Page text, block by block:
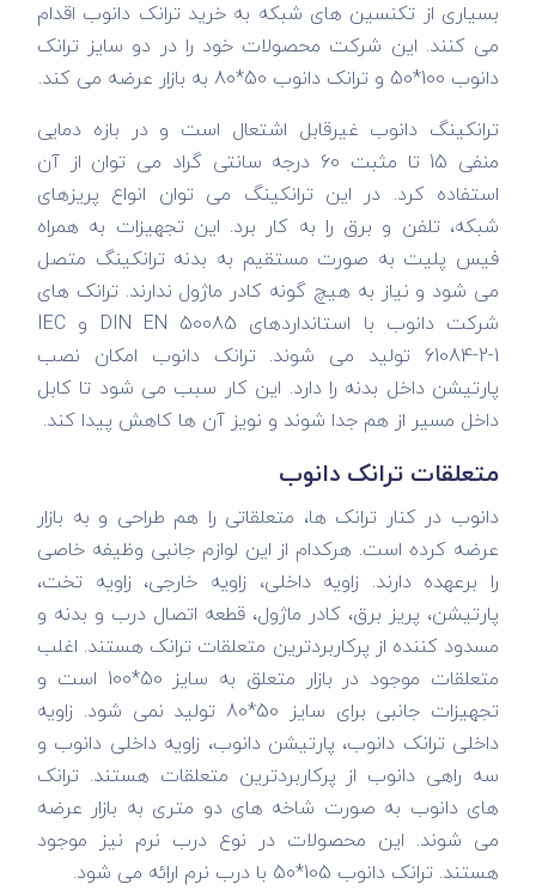
بسیاری از تکنسین های شبکه به خرید ترانک دانوب اقدام
می کنند. این شرکت محصولات خود را در دو سایز ترانک
دانوب 100*50 و ترانک دانوب 50*80 به بازار عرضه می کند.
ترانکینگ دانوب غیرقابل اشتعال است و در بازه دمایی
منفی 15 تا مثبت 60 درجه سانتی گراد می توان از آن
استفاده کرد. در این ترانکینگ می توان انواع پریزهای
شبکه، تلفن و برق را به کار برد. این تجهیزات به همراه
فیس پلیت به صورت مستقیم به بدنه ترانکینگ متصل
می شود و نیاز به هیچ گونه کادر ماژول ندارند. ترانک های
شرکت دانوب با استانداردهای DIN EN 50085 و IEC
61084-2-1 تولید می شوند. ترانک دانوب امکان نصب
پارتیشن داخل بدنه را دارد. این کار سبب می شود تا کابل
داخل مسیر از هم جدا شوند و نویز آن ها کاهش پیدا کند.
متعلقات ترانک دانوب
دانوب در کنار ترانک ها، متعلقاتی را هم طراحی و به بازار
عرضه کرده است. هرکدام از این لوازم جانبی وظیفه خاصی
را برعهده دارند. زاویه داخلی، زاویه خارجی، زاویه تخت،
پارتیشن، پریز برق، کادر ماژول، قطعه اتصال درب و بدنه و
مسدود‌ کننده از پرکاربردترین متعلقات ترانک هستند. اغلب
متعلقات موجود در بازار متعلق به سایز 50*100 است و
تجهیزات جانبی برای سایز 50*80 تولید نمی شود. زاویه
داخلی ترانک دانوب، پارتیشن دانوب، زاویه داخلی دانوب و
سه راهی دانوب از پرکاربردترین متعلقات هستند. ترانک
های دانوب به صورت شاخه های دو متری به بازار عرضه
می شوند. این محصولات در نوع درب نرم نیز موجود
هستند. ترانک دانوب 105*50 با درب نرم ارائه می شود.